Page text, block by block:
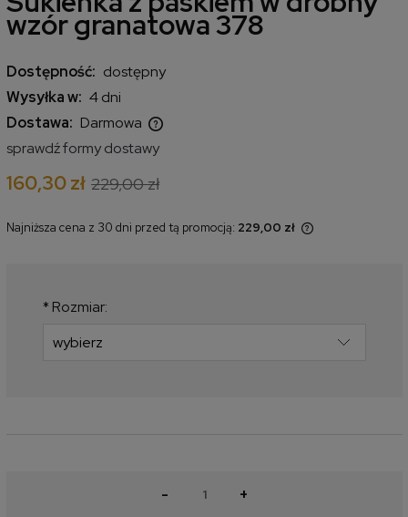
wzór granatowa 378
Dostępność: dostępny
Wysyłka w: 4 dni
Dostawa: Darmowa
Cena nie zawiera ewentualnych kosztów płatności
sprawdź formy dostawy
160,30 zł 229,00 zł
Najniższa cena z 30 dni przed tą promocją: 229,00 zł
* Rozmiar:
- +